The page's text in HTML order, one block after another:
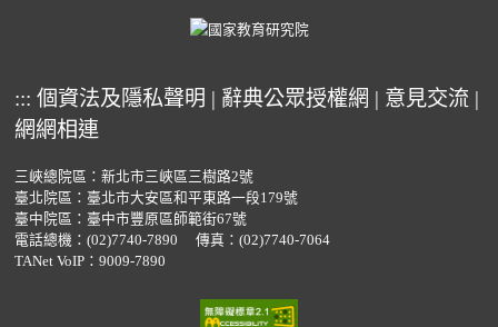
::: 個資法及隱私聲明 | 辭典公眾授權網 | 意見交流 |
網網相連
三峽總院區：新北市三峽區三樹路2號
臺北院區：臺北市大安區和平東路一段179號
臺中院區：臺中市豐原區師範街67號
電話總機： (02)7740-7890
傳真：(02)7740-7064
TANet VoIP：9009-7890